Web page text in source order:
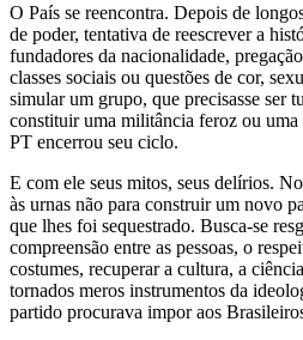
O País se reencontra. Depois de
de poder, tentativa de reescrever a
fundadores da nacionalidade,
classes sociais ou questões de cor,
simular um grupo, que precisasse ser
constituir uma militância feroz ou
PT encerrou seu ciclo.
E com ele seus mitos, seus delírios.
às urnas não para construir um novo
que lhes foi sequestrado. Busca-se
compreensão entre as pessoas, o
costumes, recuperar a cultura, a
tornados meros instrumentos da
partido procurava impor aos